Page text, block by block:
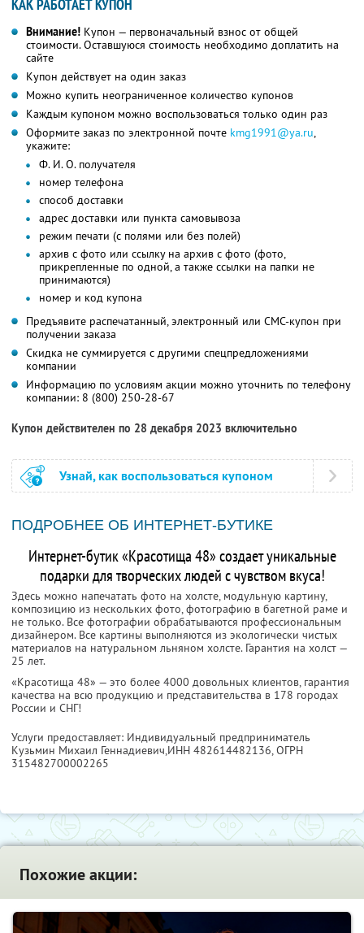
КАК РАБОТАЕТ КУПОН
Внимание! Купон — первоначальный взнос от общей
стоимости. Оставшуюся стоимость необходимо доплатить на
сайте
Купон действует на один заказ
Можно купить неограниченное количество купонов
Каждым купоном можно воспользоваться только один раз
Оформите заказ по электронной почте kmg1991@ya.ru,
укажите:
Ф. И. О. получателя
номер телефона
способ доставки
адрес доставки или пункта самовывоза
режим печати (с полями или без полей)
архив с фото или ссылку на архив с фото (фото,
прикрепленные по одной, а также ссылки на папки не
принимаются)
номер и код купона
Предъявите распечатанный, электронный или СМС-купон при
получении заказа
Скидка не суммируется с другими спецпредложениями
компании
Информацию по условиям акции можно уточнить по телефону
компании: 8 (800) 250-28-67
Купон действителен по 28 декабря 2023 включительно
Узнай, как воспользоваться купоном
ПОДРОБНЕЕ ОБ ИНТЕРНЕТ-БУТИКЕ
Интернет-бутик «Красотища 48» создает уникальные
подарки для творческих людей с чувством вкуса!
Здесь можно напечатать фото на холсте, модульную картину,
композицию из нескольких фото, фотографию в багетной раме и
не только. Все фотографии обрабатываются профессиональным
дизайнером. Все картины выполняются из экологически чистых
материалов на натуральном льняном холсте. Гарантия на холст —
25 лет.
«Красотища 48» — это более 4000 довольных клиентов, гарантия
качества на всю продукцию и представительства в 178 городах
России и СНГ!
Услуги предоставляет: Индивидуальный предприниматель
Кузьмин Михаил Геннадиевич,ИНН 482614482136, ОГРН
315482700002265
Похожие акции: